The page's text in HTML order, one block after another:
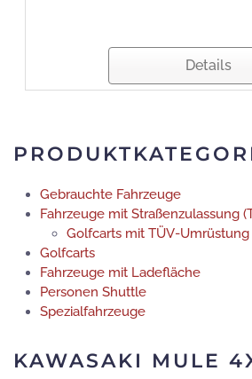
Details
Gebrauchte Fahrzeuge
Fahrzeuge mit Straßenzulassung
Golfcarts mit TÜV-Umrüstung
Golfcarts
Fahrzeuge mit Ladefläche
Personen Shuttle
Spezialfahrzeuge
KAWASAKI MULE